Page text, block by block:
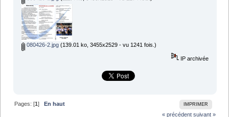
080426-2.jpg(139.01 ko, 3455x2529 - vu 1241 fois.)
IP archivée
IMPRIMER
Pages: [1]En haut
« précédent suivant »